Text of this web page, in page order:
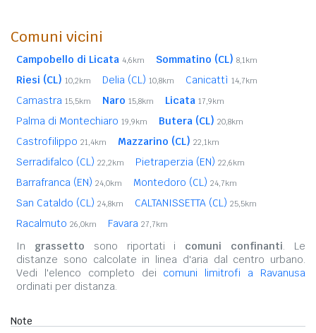
Comuni vicini
Campobello di Licata 4,6km Sommatino (CL) 8,1km
Riesi (CL) 10,2km Delia (CL) 10,8km Canicattì 14,7km
Camastra 15,5km Naro 15,8km Licata 17,9km
Palma di Montechiaro 19,9km Butera (CL) 20,8km
Castrofilippo 21,4km Mazzarino (CL) 22,1km
Serradifalco (CL) 22,2km Pietraperzia (EN) 22,6km
Barrafranca (EN) 24,0km Montedoro (CL) 24,7km
San Cataldo (CL) 24,8km CALTANISSETTA (CL) 25,5km
Racalmuto 26,0km Favara 27,7km
In grassetto sono riportati i comuni confinanti. Le
distanze sono calcolate in linea d'aria dal centro urbano.
Vedi l'elenco completo dei comuni limitrofi a Ravanusa
ordinati per distanza.
Note